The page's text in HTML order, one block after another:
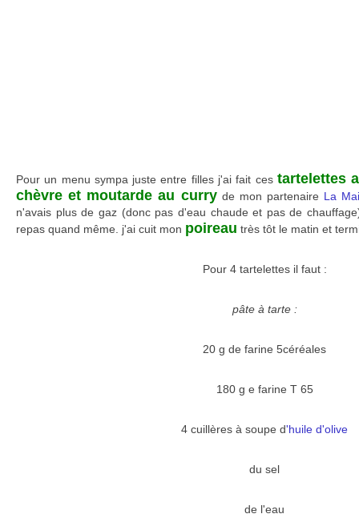
Pour un menu sympa juste entre filles j'ai fait ces tartelettes
chèvre et moutarde au curryde mon partenaire La
n'avais plus de gaz (donc pas d'eau chaude et pas de
repas quand même. j'ai cuit mon poireau très tôt le matin et
Pour 4 tartelettes il faut :
pâte à tarte :
20 g de farine 5céréales
180 g e farine T 65
4 cuillères à soupe d'huile d'olive
du sel
de l'eau